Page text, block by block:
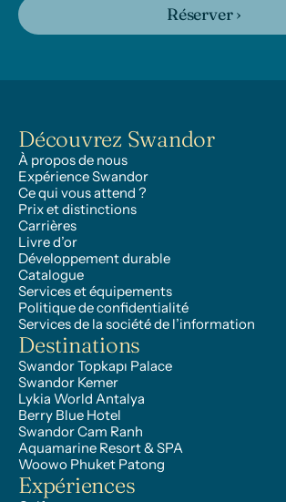
Réserver ›
Découvrez Swandor
À propos de nous
Expérience Swandor
Ce qui vous attend ?
Prix et distinctions
Carrières
Livre d’or
Développement durable
Catalogue
Services et équipements
Politique de confidentialité
Services de la société de l’information
Destinations
Swandor Topkapı Palace
Swandor Kemer
Lykia World Antalya
Berry Blue Hotel
Swandor Cam Ranh
Aquamarine Resort & SPA
Woowo Phuket Patong
Expériences